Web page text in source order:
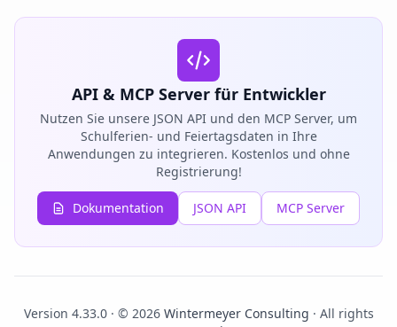
API & MCP Server für Entwickler
Nutzen Sie unsere JSON API und den MCP Server, um
Schulferien- und Feiertagsdaten in Ihre
Anwendungen zu integrieren. Kostenlos und ohne
Registrierung!
Dokumentation JSON API MCP Server
Version 4.33.0 · © 2026 Wintermeyer Consulting · All rights